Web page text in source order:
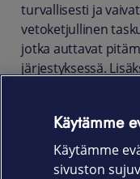
turvallisesti ja
vetoketjullinen
jotka auttavat
järjestyksessä.
Tuotekoodi
WO3-MB13-BK
Käytämme
Käytämme
sivuston